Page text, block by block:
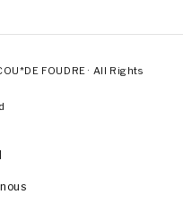
FOUDRE · All Rights